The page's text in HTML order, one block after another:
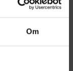
Om
er en let og
til
under varme
sikkert